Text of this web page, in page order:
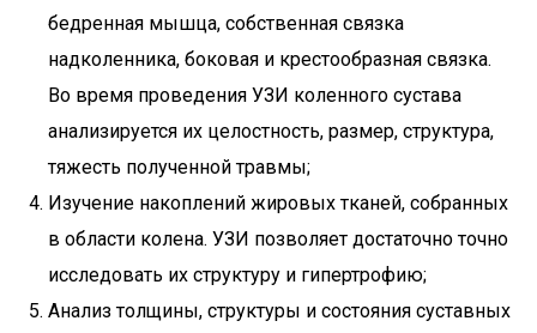
бедренная мышца, собственная связка
надколенника, боковая и крестообразная связка.
Во время проведения УЗИ коленного сустава
анализируется их целостность, размер, структура,
тяжесть полученной травмы;
Изучение накоплений жировых тканей, собранных
в области колена. УЗИ позволяет достаточно точно
исследовать их структуру и гипертрофию;
Анализ толщины, структуры и состояния суставных